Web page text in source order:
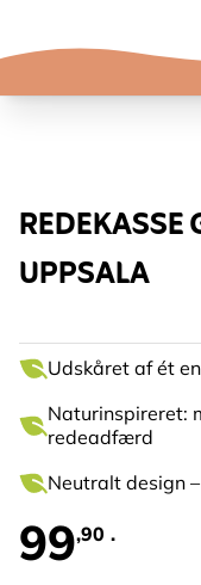
UPPSALA
Udskåret af ét
Naturinspireret:
redeadfærd
Neutralt design
99,90 .